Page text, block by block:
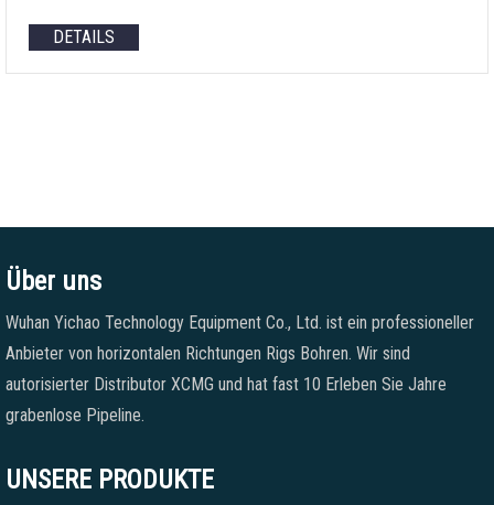
DETAILS
Über uns
Wuhan Yichao Technology Equipment Co., Ltd. ist ein professioneller
Anbieter von horizontalen Richtungen Rigs Bohren. Wir sind
autorisierter Distributor XCMG und hat fast 10 Erleben Sie Jahre
grabenlose Pipeline.
UNSERE PRODUKTE